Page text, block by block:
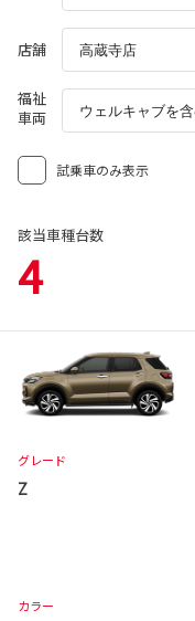
店舗
福祉
車両
試乗車のみ表示
該当車種台数
4
グレード
Z
カラー